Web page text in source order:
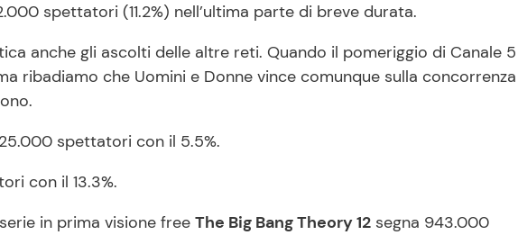
spettatori (11.2%) nell’ultima parte di breve durata.
anche gli ascolti delle altre reti. Quando il pomeriggio di Canale 5
ribadiamo che Uomini e Donne vince comunque sulla concorrenza
spettatori con il 5.5%.
con il 13.3%.
in prima visione free The Big Bang Theory 12 segna 943.000